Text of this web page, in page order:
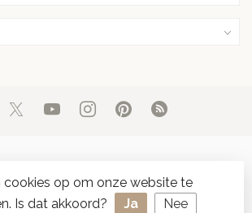
d'Oude Seylmakerij- Powered by Lightspeed
cookies op om onze website te
Is dat akkoord?
Ja Nee